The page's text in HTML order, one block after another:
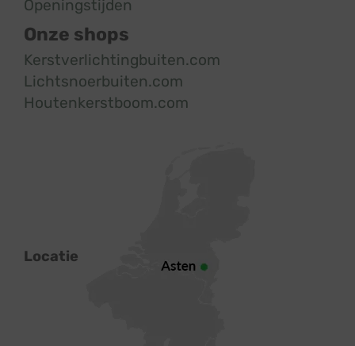
Openingstijden
Onze shops
Kerstverlichtingbuiten.com
Lichtsnoerbuiten.com
Houtenkerstboom.com
Locatie